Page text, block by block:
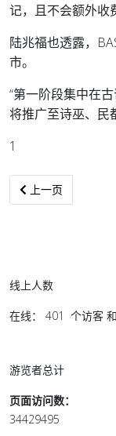
记，且不会额外收
陆兆福也透露，
市。
“第一阶段集中在
将推广至诗巫、民
1
上一篇文章: 汉查
上一页
线上人数
在线： 401 个访客
游览者总计
页面访问数：
34429495